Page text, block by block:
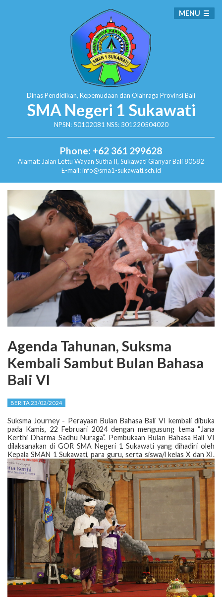
Dinas Pendidikan, Kepemudaan dan Olahraga Provinsi Bali
SMA Negeri 1 Sukawati
NPSN: 50102081 NSS: 301220504020
Phone: +62 361 299628
Alamat: Jalan Lettu Wayan Sutha II, SukawatiGianyar Bali 80582
E-mail: info@sma1-sukawati.sch.id
MENU
Agenda Tahunan, Suksma
Kembali Sambut Bulan Bahasa
Bali VI
BERITA 23/02/2024
Suksma Journey - Perayaan Bulan Bahasa Bali VI kembali dibuka
pada Kamis, 22 Februari 2024 dengan mengusung tema “Jana
Kerthi Dharma Sadhu Nuraga”. Pembukaan Bulan Bahasa Bali VI
dilaksanakan di GOR SMA Negeri 1 Sukawati yang dihadiri oleh
Kepala SMAN 1 Sukawati, para guru, serta siswa/i kelas X dan XI.